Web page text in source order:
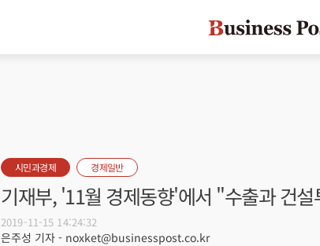
시민과경제 경제일반
기재부, '11월 경제동향'에서 "수출과 건
2019-11-15 14:24:32
은주성 기자 - noxket@businesspost.co.kr